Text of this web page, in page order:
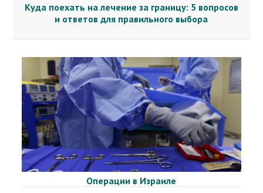
Куда поехать на лечение за границу: 5 вопросов
и ответов для правильного выбора
Операции в Израиле